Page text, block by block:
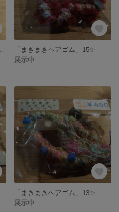
「まきまきヘアゴム」15✨
展示中
「まきまきヘアゴム」13✨
展示中